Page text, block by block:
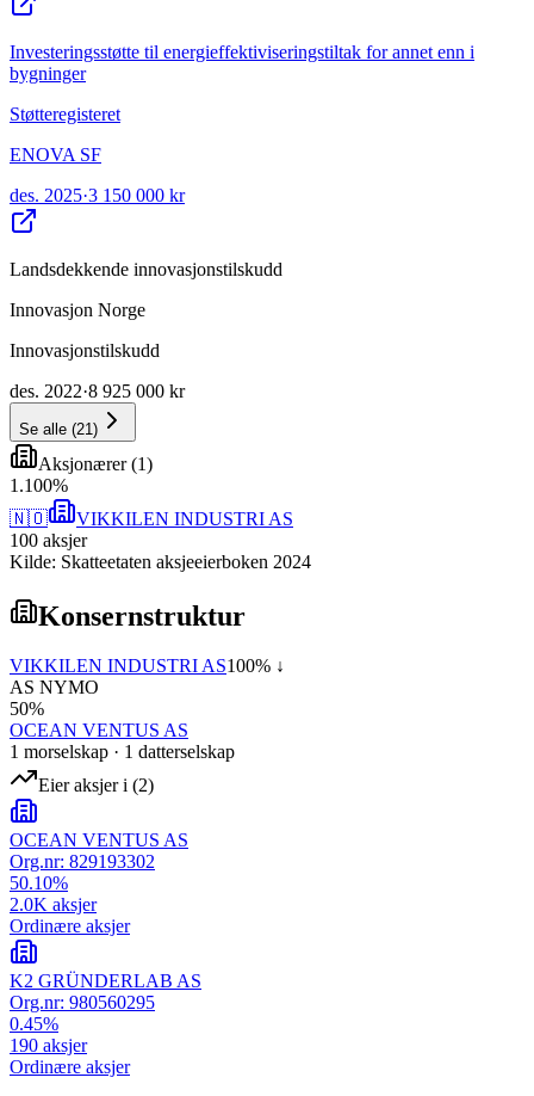
Investeringsstøtte til energieffektiviseringstiltak for annet enn i
bygninger
Støtteregisteret
ENOVA SF
des. 2025·3 150 000 kr
Landsdekkende innovasjonstilskudd
Innovasjon Norge
Innovasjonstilskudd
des. 2022·8 925 000 kr
Se alle (21)
Aksjonærer(1)
1 .100%
🇳🇴
VIKKILEN INDUSTRI AS
100 aksjer
Kilde: Skatteetaten aksjeeierboken 2024
Konsernstruktur
VIKKILEN INDUSTRI AS100% ↓
AS NYMO
50%
OCEAN VENTUS AS
1 morselskap · 1 datterselskap
Eier aksjer i (2)
OCEAN VENTUS AS
Org.nr: 829193302
50.10%
2.0K aksjer
Ordinære aksjer
K2 GRÜNDERLAB AS
Org.nr: 980560295
0.45%
190 aksjer
Ordinære aksjer